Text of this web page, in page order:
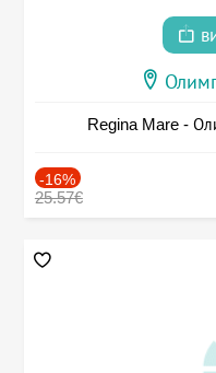
Regina Mare -
-16%
25.57€